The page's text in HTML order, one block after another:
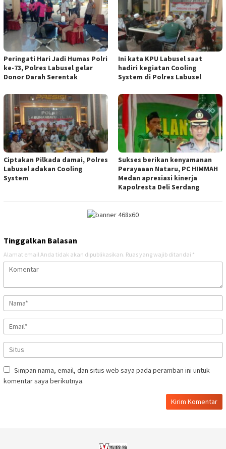
Peringati Hari Jadi Humas Polri
ke-73, Polres Labusel gelar
Donor Darah Serentak
Ini kata KPU Labusel saat
hadiri kegiatan Cooling
System di Polres Labusel
Ciptakan Pilkada damai, Polres
Labusel adakan Cooling
System
Sukses berikan kenyamanan
Perayaaan Nataru, PC HIMMAH
Medan apresiasi kinerja
Kapolresta Deli Serdang
Tinggalkan Balasan
Alamat email Anda tidak akan dipublikasikan. Ruas yang wajib ditandai *
Simpan nama, email, dan situs web saya pada peramban ini untuk
komentar saya berikutnya.